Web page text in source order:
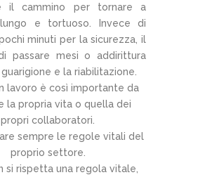
il cammino per tornare a
e tortuoso. Invece di
minuti per la sicurezza, il
passare mesi o addirittura
e la riabilitazione.
lavoro è così importante da
la propria vita o quella dei
propri collaboratori.
sempre le regole vitali del
proprio settore.
si rispetta una regola vitale,